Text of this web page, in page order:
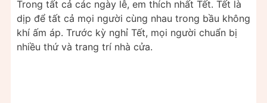
Trong tất cả các ngày lễ, em thích nhất Tết. Tết là
dịp để tất cả mọi người cùng nhau trong bầu không
khí ấm áp. Trước kỳ nghỉ Tết, mọi người chuẩn bị
nhiều thứ và trang trí nhà cửa.